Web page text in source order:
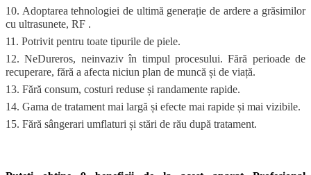
10. Adoptarea tehnologiei de ultimă generație de ardere a grăsimilor
cu ultrasunete, RF .
11. Potrivit pentru toate tipurile de piele.
12. NeDureros, neinvaziv în timpul procesului. Fără perioade de
recuperare, fără a afecta niciun plan de muncă și de viață.
13. Fără consum, costuri reduse și randamente rapide.
14. Gama de tratament mai largă și efecte mai rapide și mai vizibile.
15. Fără sângerari umflaturi și stări de rău după tratament.